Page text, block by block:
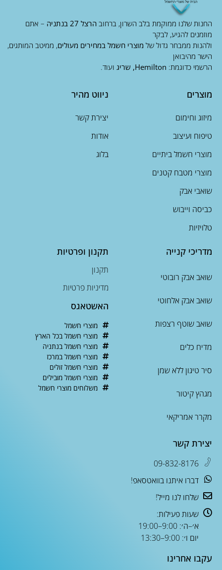
החנות שלנו ממוקמת בלב השרון, ברחוב הרצל 27 בנתניה
– אתם
מוזמנים להגיע, לבקר
ולהנות ממבחר גדול של מוצרי חשמל במחירים מעולים, ממיטב המותגים,
הישר מהיבואן
הרשמי כדוגמת: Hemilton, שריג ועוד.
מוצרים
מיזוג וחימום
טיפוח ועיצוב
מוצרי חשמל ביתיים
מוצרי מטבח קטנים
שואבי אבק
כביסה וייבוש
טלויזיות
ניווט מהיר
יצירת קשר
אודות
בלוג
מדריכי קנייה
שואב אבק רובוטי
שואב אבק אלחוטי
שואב שוטף רצפות
מדיח כלים
סיר טיגון ללא שמן
מגהץ קיטור
מקרר אמריקאי
תקנון ופרטיות
תקנון
מדיניות פרטיות
האשטאגס
מוצרי חשמל
מוצרי חשמל בכל הארץ
מוצרי חשמל בנתניה
מוצרי חשמל במרכז
מוצרי חשמל זולים
מוצרי חשמל מובילים
משלוחים מוצרי חשמל
יצירת קשר
09-832-8176
דברו איתנו בוואטסאפ!
שלחו לנו מייל!
שעות פעילות:
א׳–ה׳: 9:00–19:00
יום ו׳: 9:00–13:30
עקבו אחרינו